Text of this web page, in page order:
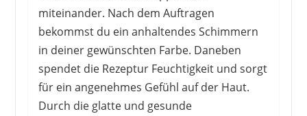
miteinander. Nach dem Auftragen
bekommst du ein anhaltendes Schimmern
in deiner gewünschten Farbe. Daneben
spendet die Rezeptur Feuchtigkeit und sorgt
für ein angenehmes Gefühl auf der Haut.
Durch die glatte und gesunde